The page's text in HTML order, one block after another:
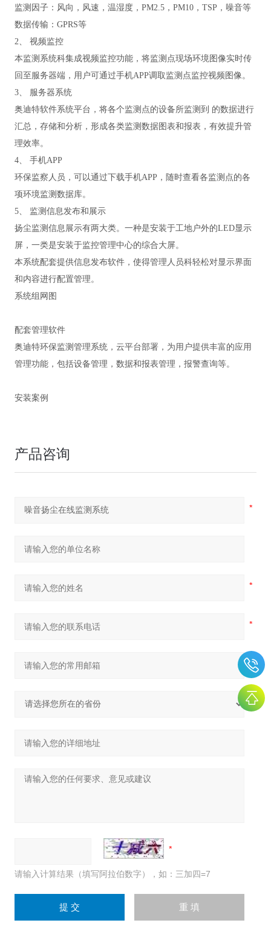
监测因子：风向，风速，温湿度，PM2.5，PM10，TSP，噪音等
数据传输：GPRS等
2、 视频监控
本监测系统科集成视频监控功能，将监测点现场环境图像实时传
回至服务器端，用户可通过手机APP调取监测点监控视频图像。
3、 服务器系统
奥迪特软件系统平台，将各个监测点的设备所监测到 的数据进行
汇总，存储和分析，形成各类监测数据图表和报表，有效提升管
理效率。
4、 手机APP
环保监察人员，可以通过下载手机APP，随时查看各监测点的各
项环境监测数据库。
5、 监测信息发布和展示
扬尘监测信息展示有两大类。一种是安装于工地户外的LED显示
屏，一类是安装于监控管理中心的综合大屏。
本系统配套提供信息发布软件，使得管理人员科轻松对显示界面
和内容进行配置管理。
系统组网图
配套管理软件
奥迪特环保监测管理系统，云平台部署，为用户提供丰富的应用
管理功能，包括设备管理，数据和报表管理，报警查询等。
安装案例
产品咨询
请输入计算结果（填写阿拉伯数字），如：三加四=7